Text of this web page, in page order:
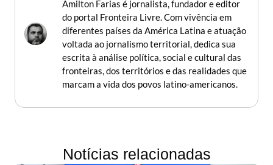
Amilton Farias é jornalista, fundador e editor
do portal Fronteira Livre. Com vivência em
diferentes países da América Latina e atuação
voltada ao jornalismo territorial, dedica sua
escrita à análise política, social e cultural das
fronteiras, dos territórios e das realidades que
marcam a vida dos povos latino-americanos.
Notícias relacionadas